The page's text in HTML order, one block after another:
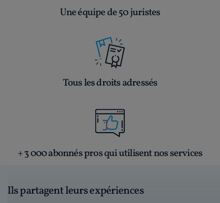
Une équipe de 50 juristes
Tous les droits adressés
+ 3 000 abonnés pros qui utilisent nos services
Ils partagent leurs expériences